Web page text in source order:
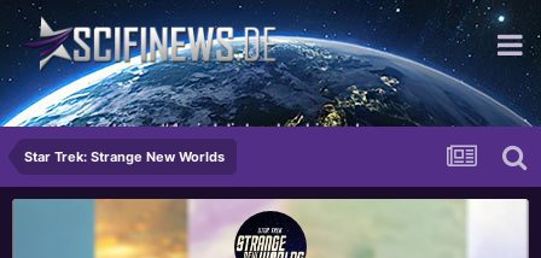
...Newsmeldung #4 wird dich schockieren!
Star Trek: Strange New Worlds